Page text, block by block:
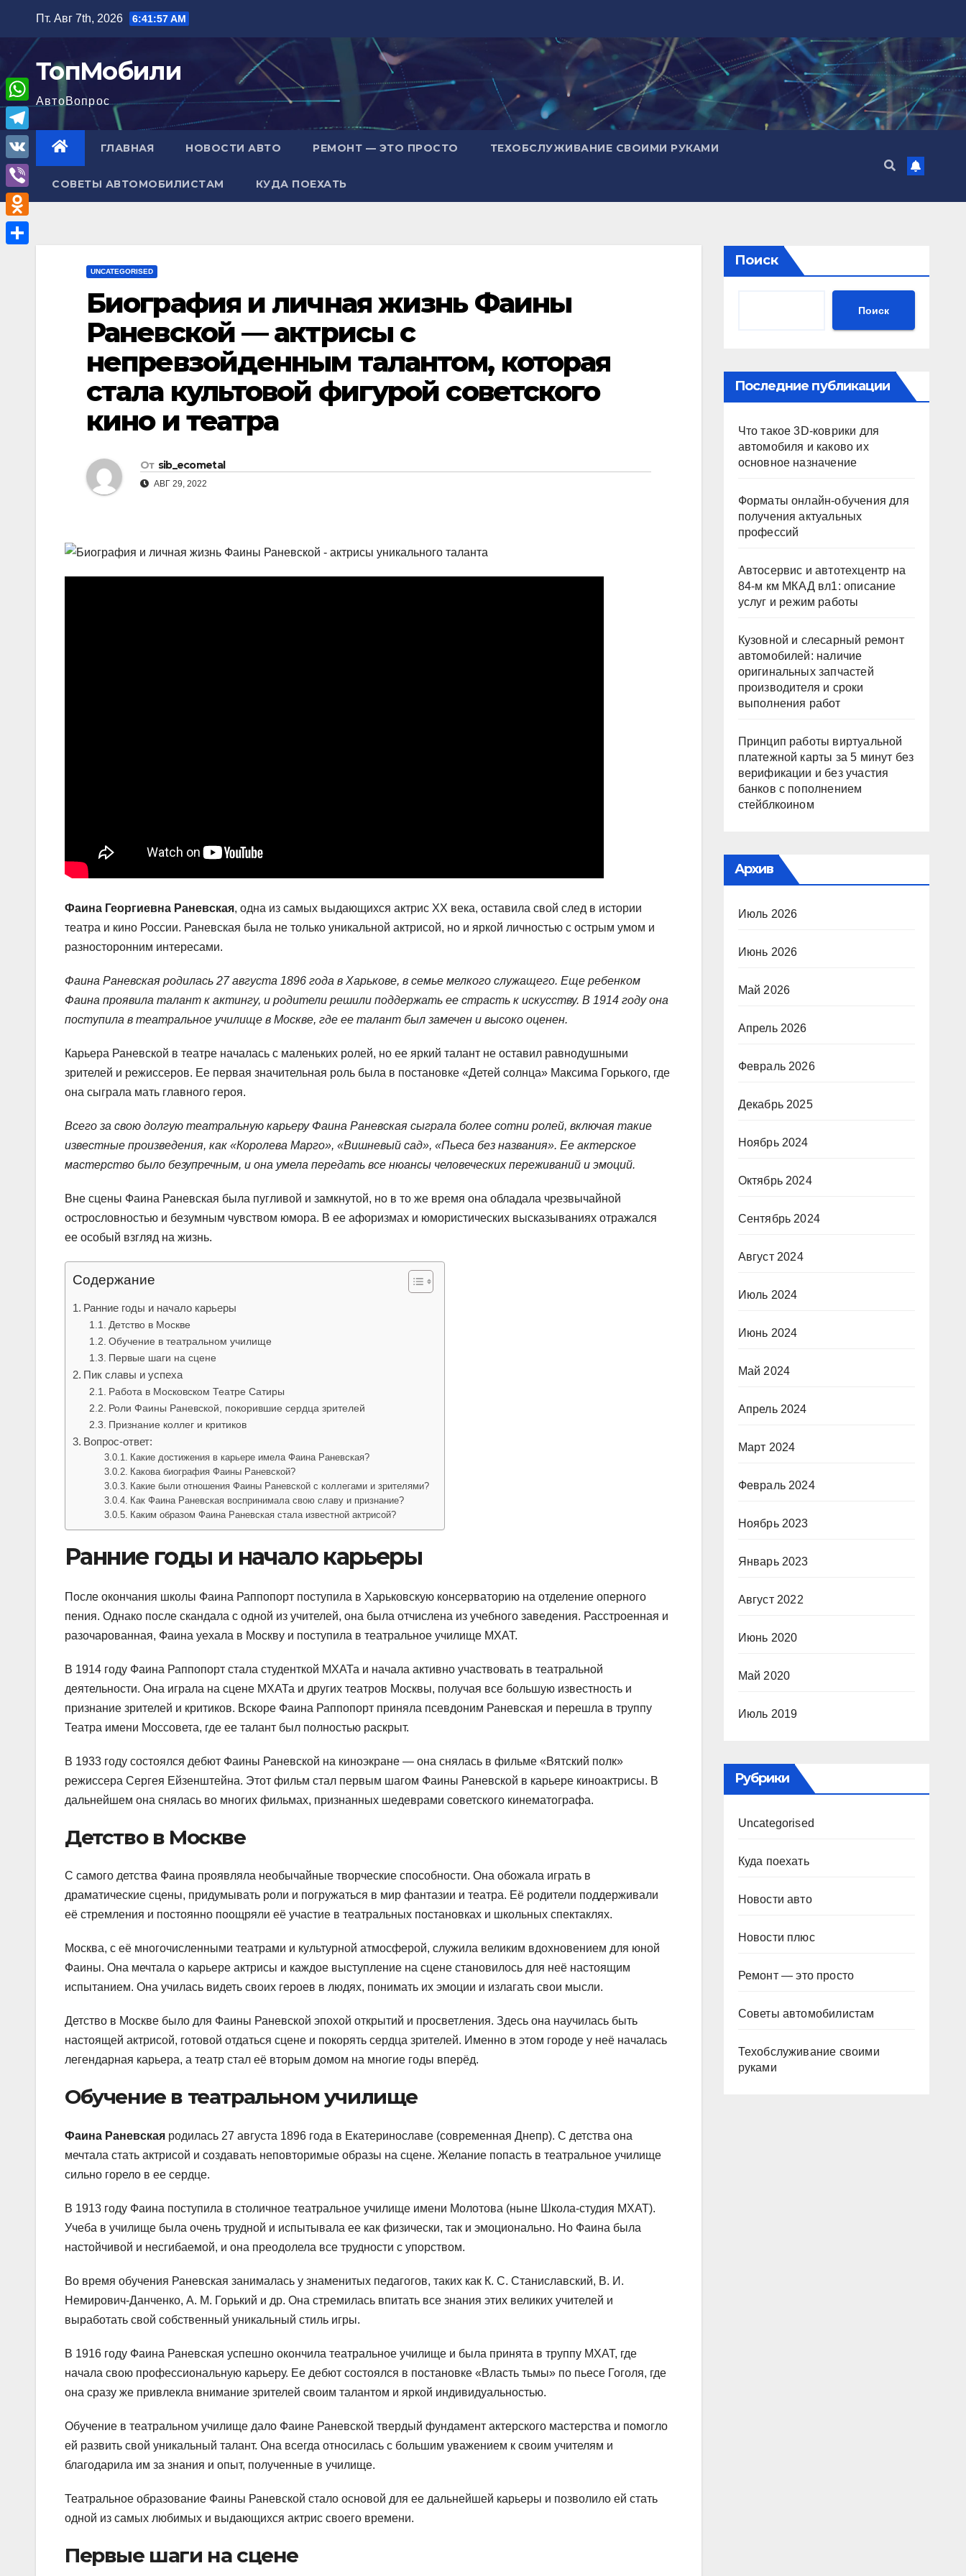
содержимому
Пт. Авг 7th, 2026 6:41:58 AM
ТопМобили
АвтоВопрос
ГЛАВНАЯ НОВОСТИ АВТО РЕМОНТ — ЭТО ПРОСТО ТЕХОБСЛУЖИВАНИЕ СВОИМИ РУКАМИ
СОВЕТЫ АВТОМОБИЛИСТАМ КУДА ПОЕХАТЬ
UNCATEGORISED
Биография и личная жизнь Фаины
Раневской — актрисы с
непревзойденным талантом, которая
стала культовой фигурой советского
кино и театра
От sib_ecometal
АВГ 29, 2022
Фаина Георгиевна Раневская, одна из самых выдающихся актрис XX века, оставила свой след в истории
театра и кино России. Раневская была не только уникальной актрисой, но и яркой личностью с острым умом и
разносторонним интересами.
Фаина Раневская родилась 27 августа 1896 года в Харькове, в семье мелкого служащего. Еще ребенком
Фаина проявила талант к актингу, и родители решили поддержать ее страсть к искусству. В 1914 году она
поступила в театральное училище в Москве, где ее талант был замечен и высоко оценен.
Карьера Раневской в театре началась с маленьких ролей, но ее яркий талант не оставил равнодушными
зрителей и режиссеров. Ее первая значительная роль была в постановке «Детей солнца» Максима Горького, где
она сыграла мать главного героя.
Всего за свою долгую театральную карьеру Фаина Раневская сыграла более сотни ролей, включая такие
известные произведения, как «Королева Марго», «Вишневый сад», «Пьеса без названия». Ее актерское
мастерство было безупречным, и она умела передать все нюансы человеческих переживаний и эмоций.
Вне сцены Фаина Раневская была пугливой и замкнутой, но в то же время она обладала чрезвычайной
острословностью и безумным чувством юмора. В ее афоризмах и юмористических высказываниях отражался
ее особый взгляд на жизнь.
Содержание
Ранние годы и начало карьеры
Детство в Москве
Обучение в театральном училище
Первые шаги на сцене
Пик славы и успеха
Работа в Московском Театре Сатиры
Роли Фаины Раневской, покорившие сердца зрителей
Признание коллег и критиков
Вопрос-ответ:
Какие достижения в карьере имела Фаина Раневская?
Какова биография Фаины Раневской?
Какие были отношения Фаины Раневской с коллегами и зрителями?
Как Фаина Раневская воспринимала свою славу и признание?
Каким образом Фаина Раневская стала известной актрисой?
Ранние годы и начало карьеры
После окончания школы Фаина Раппопорт поступила в Харьковскую консерваторию на отделение оперного
пения. Однако после скандала с одной из учителей, она была отчислена из учебного заведения. Расстроенная и
разочарованная, Фаина уехала в Москву и поступила в театральное училище МХАТ.
В 1914 году Фаина Раппопорт стала студенткой МХАТа и начала активно участвовать в театральной
деятельности. Она играла на сцене МХАТа и других театров Москвы, получая все большую известность и
признание зрителей и критиков. Вскоре Фаина Раппопорт приняла псевдоним Раневская и перешла в труппу
Театра имени Моссовета, где ее талант был полностью раскрыт.
В 1933 году состоялся дебют Фаины Раневской на киноэкране — она снялась в фильме «Вятский полк»
режиссера Сергея Ейзенштейна. Этот фильм стал первым шагом Фаины Раневской в карьере киноактрисы. В
дальнейшем она снялась во многих фильмах, признанных шедеврами советского кинематографа.
Детство в Москве
С самого детства Фаина проявляла необычайные творческие способности. Она обожала играть в
драматические сцены, придумывать роли и погружаться в мир фантазии и театра. Её родители поддерживали
её стремления и постоянно поощряли её участие в театральных постановках и школьных спектаклях.
Москва, с её многочисленными театрами и культурной атмосферой, служила великим вдохновением для юной
Фаины. Она мечтала о карьере актрисы и каждое выступление на сцене становилось для неё настоящим
испытанием. Она училась видеть своих героев в людях, понимать их эмоции и излагать свои мысли.
Детство в Москве было для Фаины Раневской эпохой открытий и просветления. Здесь она научилась быть
настоящей актрисой, готовой отдаться сцене и покорять сердца зрителей. Именно в этом городе у неё началась
легендарная карьера, а театр стал её вторым домом на многие годы вперёд.
Обучение в театральном училище
Фаина Раневская родилась 27 августа 1896 года в Екатеринославе (современная Днепр). С детства она
мечтала стать актрисой и создавать неповторимые образы на сцене. Желание попасть в театральное училище
сильно горело в ее сердце.
В 1913 году Фаина поступила в столичное театральное училище имени Молотова (ныне Школа-студия МХАТ).
Учеба в училище была очень трудной и испытывала ее как физически, так и эмоционально. Но Фаина была
настойчивой и несгибаемой, и она преодолела все трудности с упорством.
Во время обучения Раневская занималась у знаменитых педагогов, таких как К. С. Станиславский, В. И.
Немирович-Данченко, А. М. Горький и др. Она стремилась впитать все знания этих великих учителей и
выработать свой собственный уникальный стиль игры.
В 1916 году Фаина Раневская успешно окончила театральное училище и была принята в труппу МХАТ, где
начала свою профессиональную карьеру. Ее дебют состоялся в постановке «Власть тьмы» по пьесе Гоголя, где
она сразу же привлекла внимание зрителей своим талантом и яркой индивидуальностью.
Обучение в театральном училище дало Фаине Раневской твердый фундамент актерского мастерства и помогло
ей развить свой уникальный талант. Она всегда относилась с большим уважением к своим учителям и
благодарила им за знания и опыт, полученные в училище.
Театральное образование Фаины Раневской стало основой для ее дальнейшей карьеры и позволило ей стать
одной из самых любимых и выдающихся актрис своего времени.
Первые шаги на сцене
Поиск
Поиск
Последние публикации
Что такое 3D-коврики для
автомобиля и каково их
основное назначение
Форматы онлайн-обучения для
получения актуальных
профессий
Автосервис и автотехцентр на
84-м км МКАД вл1: описание
услуг и режим работы
Кузовной и слесарный ремонт
автомобилей: наличие
оригинальных запчастей
производителя и сроки
выполнения работ
Принцип работы виртуальной
платежной карты за 5 минут без
верификации и без участия
банков с пополнением
стейблкоином
Архив
Июль 2026
Июнь 2026
Май 2026
Апрель 2026
Февраль 2026
Декабрь 2025
Ноябрь 2024
Октябрь 2024
Сентябрь 2024
Август 2024
Июль 2024
Июнь 2024
Май 2024
Апрель 2024
Март 2024
Февраль 2024
Ноябрь 2023
Январь 2023
Август 2022
Июнь 2020
Май 2020
Июль 2019
Рубрики
Uncategorised
Куда поехать
Новости авто
Новости плюс
Ремонт — это просто
Советы автомобилистам
Техобслуживание своими
руками
W
h
a
A
T
e
l
e
g
V
K
V
i
b
O